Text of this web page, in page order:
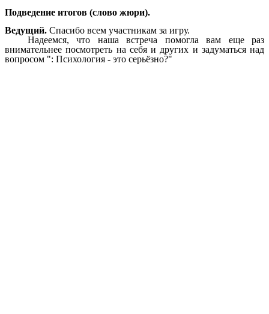
Подведение итогов (слово жюри).
Ведущий. Спасибо всем участникам за игру.
Надеемся, что наша встреча помогла вам еще раз
внимательнее посмотреть на себя и других и задуматься над
вопросом ": Психология - это серьёзно?"